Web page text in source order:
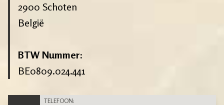
2900 Schoten
België
BTW Nummer:
BE0809.024.441
TELEFOON: